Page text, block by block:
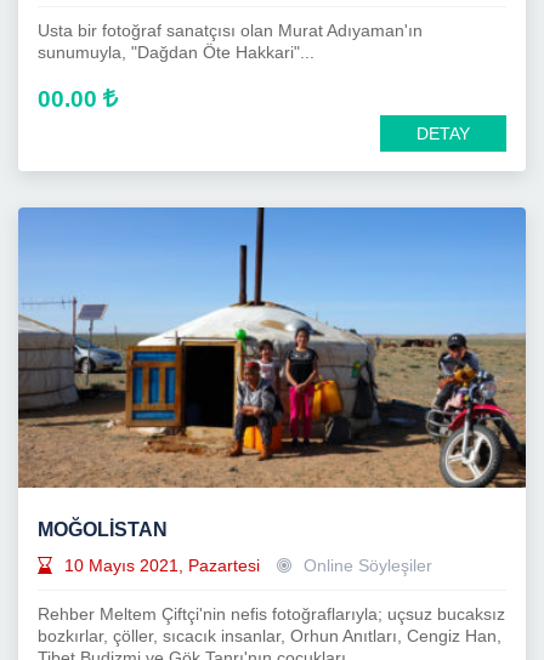
Usta bir fotoğraf sanatçısı olan Murat Adıyaman'ın
sunumuyla, "Dağdan Öte Hakkari"...
00.00
DETAY
MOĞOLİSTAN
10 Mayıs 2021, Pazartesi Online Söyleşiler
Rehber Meltem Çiftçi'nin nefis fotoğraflarıyla; uçsuz bucaksız
bozkırlar, çöller, sıcacık insanlar, Orhun Anıtları, Cengiz Han,